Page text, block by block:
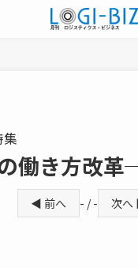
集
働き方改
◀ 前へ - / - 次